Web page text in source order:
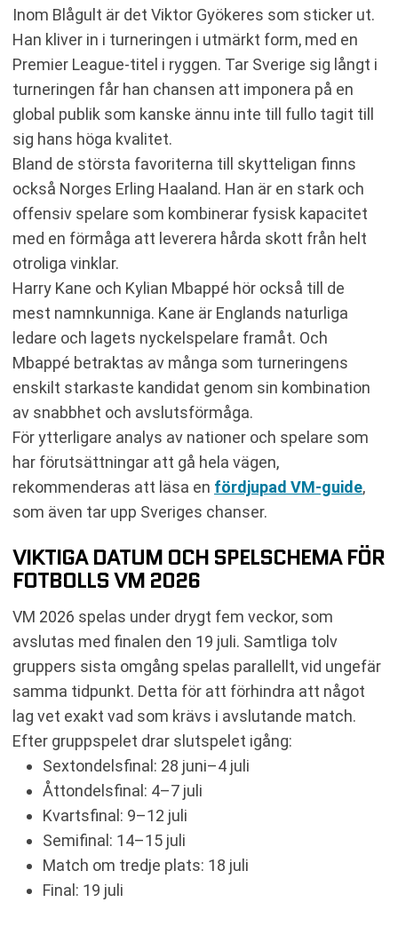
Inom Blågult är det Viktor Gyökeres som sticker ut.
Han kliver in i turneringen i utmärkt form, med en
Premier League-titel i ryggen. Tar Sverige sig långt i
turneringen får han chansen att imponera på en
global publik som kanske ännu inte till fullo tagit till
sig hans höga kvalitet.
Bland de största favoriterna till skytteligan finns
också Norges Erling Haaland. Han är en stark och
offensiv spelare som kombinerar fysisk kapacitet
med en förmåga att leverera hårda skott från helt
otroliga vinklar.
Harry Kane och Kylian Mbappé hör också till de
mest namnkunniga. Kane är Englands naturliga
ledare och lagets nyckelspelare framåt. Och
Mbappé betraktas av många som turneringens
enskilt starkaste kandidat genom sin kombination
av snabbhet och avslutsförmåga.
För ytterligare analys av nationer och spelare som
har förutsättningar att gå hela vägen,
rekommenderas att läsa en fördjupad VM-guide,
som även tar upp Sveriges chanser.
VIKTIGA DATUM OCH SPELSCHEMA FÖR
FOTBOLLS VM 2026
VM 2026 spelas under drygt fem veckor, som
avslutas med finalen den 19 juli. Samtliga tolv
gruppers sista omgång spelas parallellt, vid ungefär
samma tidpunkt. Detta för att förhindra att något
lag vet exakt vad som krävs i avslutande match.
Efter gruppspelet drar slutspelet igång:
Sextondelsfinal: 28 juni–4 juli
Åttondelsfinal: 4–7 juli
Kvartsfinal: 9–12 juli
Semifinal: 14–15 juli
Match om tredje plats: 18 juli
Final: 19 juli